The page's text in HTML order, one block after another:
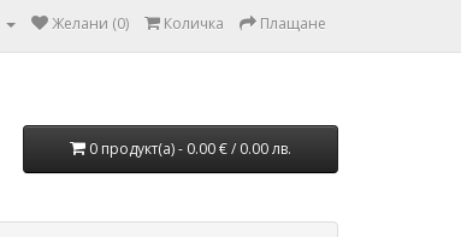
Желани (0) Количка Плащане
0 продукт(а) - 0.00 € / 0.00 лв.